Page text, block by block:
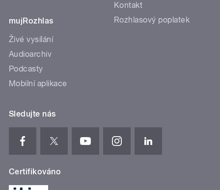
mujRozhlas
Živé vysílání
Audioarchiv
Podcasty
Mobilní aplikace
Kontakt
Rozhlasový poplatek
Sledujte nás
Certifikováno